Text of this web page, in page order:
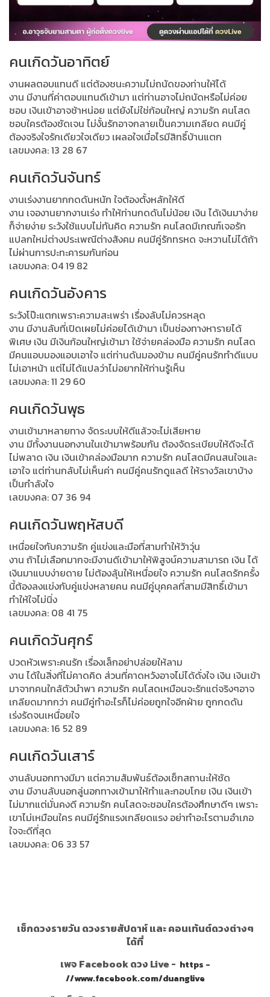
คนเกิดวันอาทิตย์
งานผลตอบแทนดี แต่ต้องชนะความไม่ถนัดของท่านให้ได้
งาน มีงานที่ค่าตอบแทนดีเข้ามา แต่ท่านอาจไม่ถนัดหรือไม่ค่อย
ชอบ เงินเข้าอาจช้าหน่อย แต่ยังไม่ใช่ก้อนใหญ่ ความรัก คนโสด
ชอบใครต้องชัดเจน ไม่งั้นรักอาจกลายเป็นความเกลียด คนมีคู่
ต้องจริงใจรักเดียวใจเดียว เผลอใจเมื่อไรมีสิทธิ์บ้านแตก
เลขมงคล: 13 28 67
คนเกิดวันจันทร์
งานเร่งงานยากกดดันหนัก ใจต้องตั้งหลักให้ดี
งาน เจองานยากงานเร่ง ทำให้ท่านกดดันไม่น้อย เงิน ได้เงินมาง่าย
ก็จ่ายง่าย ระวังใช้แบบไม่ทันคิด ความรัก คนโสดมีเกณฑ์เจอรัก
แปลกใหม่ต่างประเพณีต่างสังคม คนมีคู่รักทรหด จะหวานไม่ได้ถ้า
ไม่ผ่านการปะทะคารมกันก่อน
เลขมงคล: 04 19 82
คนเกิดวันอังคาร
ระวังโป๊ะแตกเพราะความสะเพร่า เรื่องลับไม่ควรหลุด
งาน มีงานลับที่เปิดเผยไม่ค่อยได้เข้ามา เป็นช่องทางหารายได้
พิเศษ เงิน มีเงินก้อนใหญ่เข้ามา ใช้จ่ายคล่องมือ ความรัก คนโสด
มีคนแอบมองแอบเอาใจ แต่ท่านดันมองข้าม คนมีคู่คนรักทำดีแบบ
ไม่เอาหน้า แต่ไม่ได้แปลว่าไม่อยากให้ท่านรู้เห็น
เลขมงคล: 11 29 60
คนเกิดวันพุธ
งานเข้ามาหลายทาง จัดระบบให้ดีแล้วจะไม่เสียหาย
งาน มีทั้งงานนอกงานในเข้ามาพร้อมกัน ต้องจัดระเบียบให้ดีจะได้
ไม่พลาด เงิน เงินเข้าคล่องมือมาก ความรัก คนโสดมีคนสนใจและ
เอาใจ แต่ท่านกลับไม่เห็นค่า คนมีคู่คนรักดูแลดี ให้รางวัลเขาบ้าง
เป็นกำลังใจ
เลขมงคล: 07 36 94
คนเกิดวันพฤหัสบดี
เหนื่อยใจกับความรัก คู่แข่งและมือที่สามทำให้ว้าวุ่น
งาน ถ้าไม่เลือกมากจะมีงานดีเข้ามาให้พิสูจน์ความสามารถ เงิน ได้
เงินมาแบบง่ายดาย ไม่ต้องลุ้นให้เหนื่อยใจ ความรัก คนโสดรักครั้ง
นี้ต้องลงแข่งกับคู่แข่งหลายคน คนมีคู่บุคคลที่สามมีสิทธิ์เข้ามา
ทำให้ใจไม่นิ่ง
เลขมงคล: 08 41 75
คนเกิดวันศุกร์
ปวดหัวเพราะคนรัก เรื่องเล็กอย่าปล่อยให้ลาม
งาน ได้ในสิ่งที่ไม่คาดคิด ส่วนที่คาดหวังอาจไม่ได้ดั่งใจ เงิน เงินเข้า
มาจากคนใกล้ตัวนำพา ความรัก คนโสดเหมือนจะรักแต่จริงๆอาจ
เกลียดมากกว่า คนมีคู่ทำอะไรก็ไม่ค่อยถูกใจอีกฝ่าย ถูกกดดัน
เร่งรัดจนเหนื่อยใจ
เลขมงคล: 16 52 89
คนเกิดวันเสาร์
งานลับนอกทางมีมา แต่ความสัมพันธ์ต้องเช็กสถานะให้ชัด
งาน มีงานลับนอกลู่นอกทางเข้ามาให้ทำและกอบโกย เงิน เงินเข้า
ไม่มากแต่มั่นคงดี ความรัก คนโสดจะชอบใครต้องศึกษาดีๆ เพราะ
เขาไม่เหมือนใคร คนมีคู่รักแรงเกลียดแรง อย่าทำอะไรตามอำเภอ
ใจจะดีที่สุด
เลขมงคล: 06 33 57
เช็กดวงรายวัน ดวงรายสัปดาห์ และ คอนเท้นต์ดวงต่างๆ
ได้ที่
เพจ Facebook ดวง Live - https -
//www.facebook.com/duanglive